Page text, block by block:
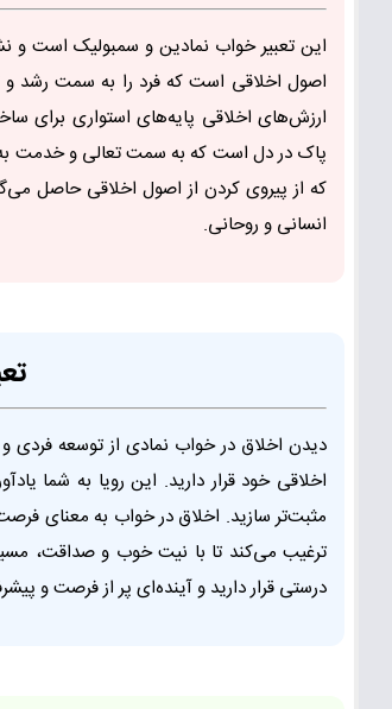
این تعبیر خواب نمادین و سمبولیک است و
اصول اخلاقی است که فرد را به سمت رشد و
ارزش‌های اخلاقی پایه‌های استواری برای
پاک در دل است که به سمت تعالی و خدمت
که از پیروی کردن از اصول اخلاقی حاصل
انسانی و روحانی.
دیدن اخلاق در خواب نمادی از توسعه
اخلاقی خود قرار دارید. این رویا به شما
مثبت‌تر سازید. اخلاق در خواب به معنای
ترغیب می‌کند تا با نیت خوب و صداقت،
درستی قرار دارید و آینده‌ای پر از فرصت و